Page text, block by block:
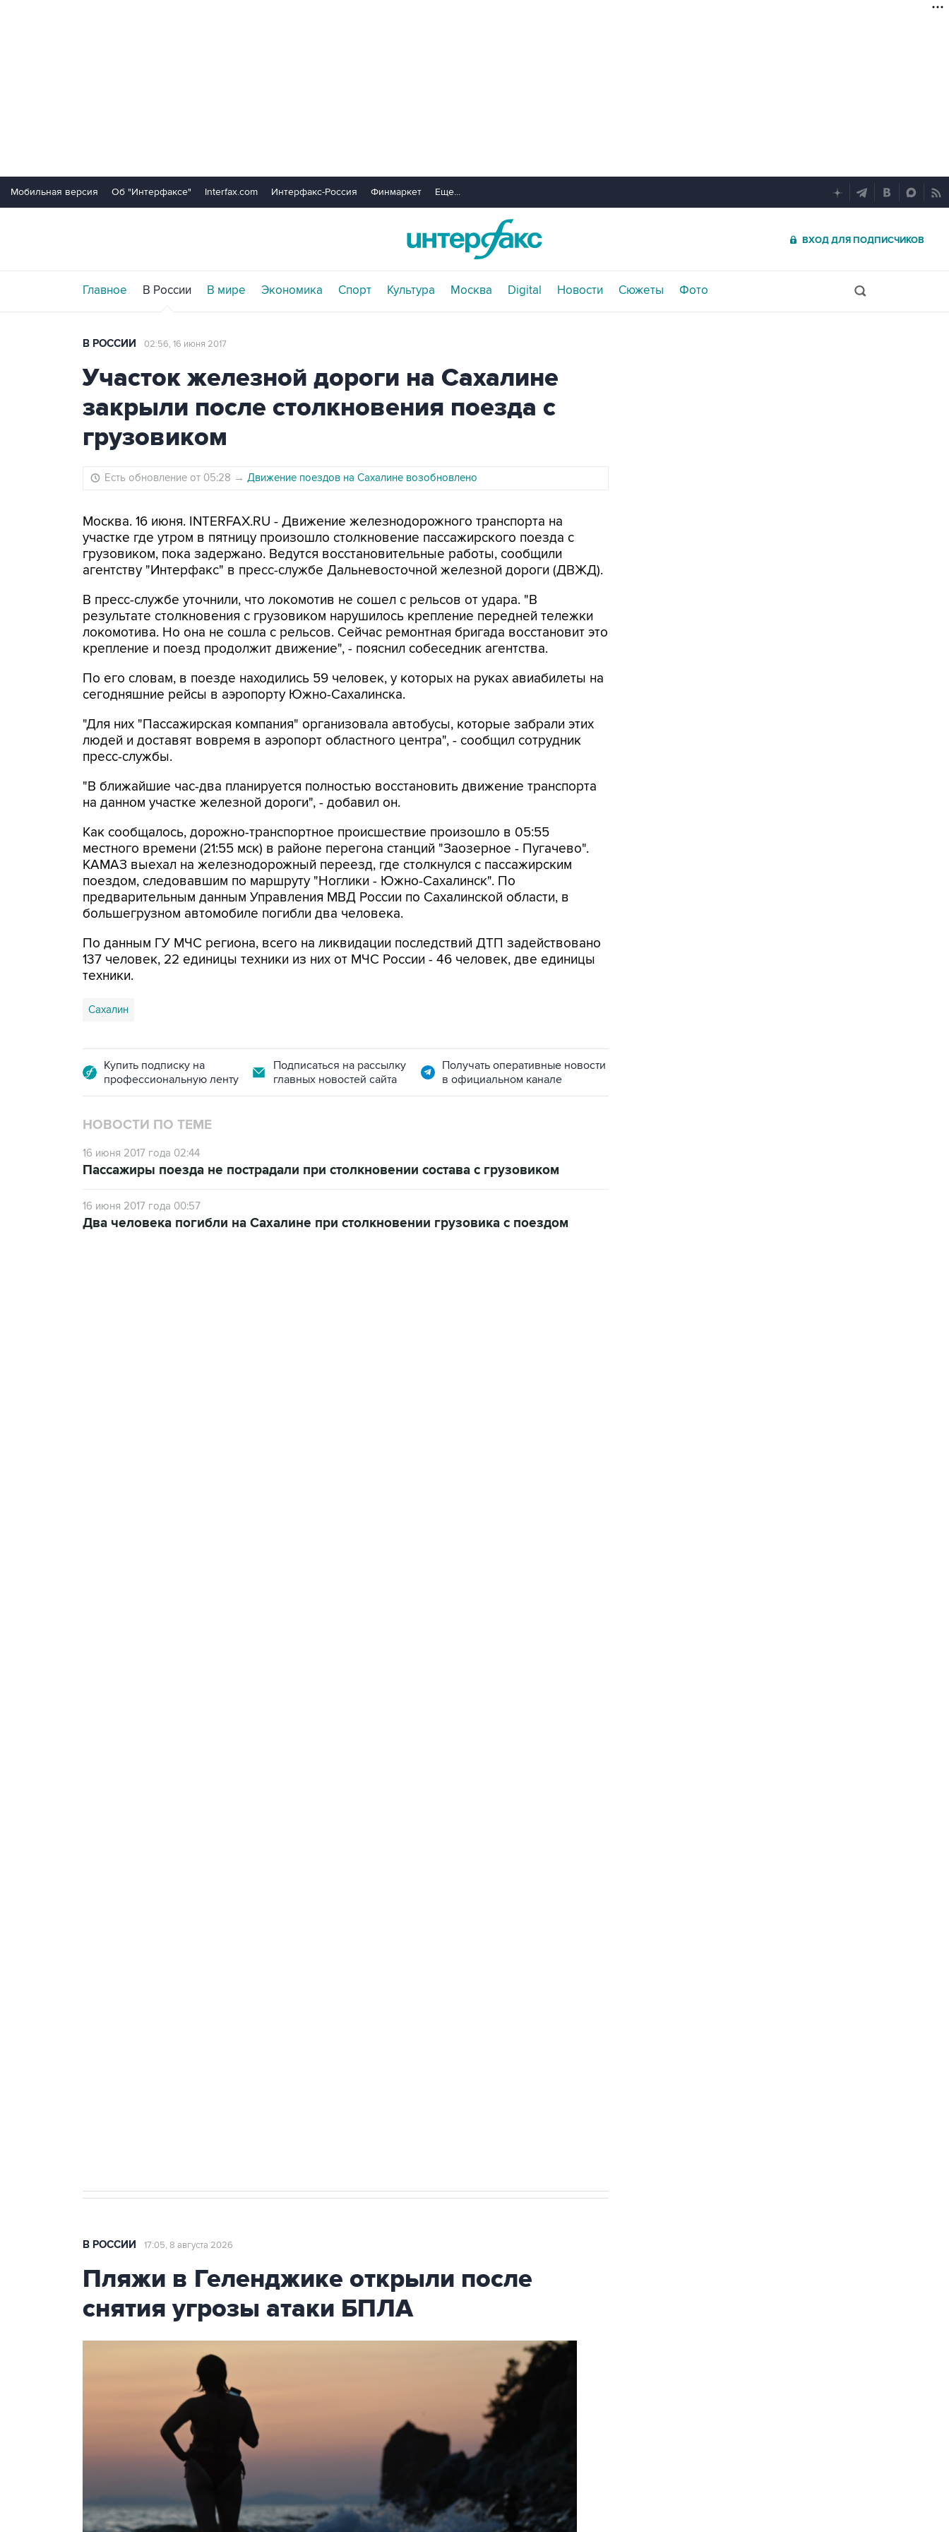
Мобильная версия Об "Интерфаксе" Interfax.com Интерфакс-Россия Финмаркет Еще...
ВХОД ДЛЯ ПОДПИСЧИКОВ
Главное В России В мире Экономика Спорт Культура Москва Digital Новости Сюжеты Фото
В РОССИИ 02:56, 16 июня 2017
Участок железной дороги на Сахалине
закрыли после столкновения поезда с
грузовиком
Есть обновление от 05:28 → Движение поездов на Сахалине возобновлено
Москва. 16 июня. INTERFAX.RU - Движение железнодорожного транспорта на
участке где утром в пятницу произошло столкновение пассажирского поезда с
грузовиком, пока задержано. Ведутся восстановительные работы, сообщили
агентству "Интерфакс" в пресс-службе Дальневосточной железной дороги (ДВЖД).
В пресс-службе уточнили, что локомотив не сошел с рельсов от удара. "В
результате столкновения с грузовиком нарушилось крепление передней тележки
локомотива. Но она не сошла с рельсов. Сейчас ремонтная бригада восстановит это
крепление и поезд продолжит движение", - пояснил собеседник агентства.
По его словам, в поезде находились 59 человек, у которых на руках авиабилеты на
сегодняшние рейсы в аэропорту Южно-Сахалинска.
"Для них "Пассажирская компания" организовала автобусы, которые забрали этих
людей и доставят вовремя в аэропорт областного центра", - сообщил сотрудник
пресс-службы.
"В ближайшие час-два планируется полностью восстановить движение транспорта
на данном участке железной дороги", - добавил он.
Как сообщалось, дорожно-транспортное происшествие произошло в 05:55
местного времени (21:55 мск) в районе перегона станций "Заозерное - Пугачево".
КАМАЗ выехал на железнодорожный переезд, где столкнулся с пассажирским
поездом, следовавшим по маршруту "Ноглики - Южно-Сахалинск". По
предварительным данным Управления МВД России по Сахалинской области, в
большегрузном автомобиле погибли два человека.
По данным ГУ МЧС региона, всего на ликвидации последствий ДТП задействовано
137 человек, 22 единицы техники из них от МЧС России - 46 человек, две единицы
техники.
Сахалин
Купить подписку на
профессиональную ленту
Подписаться на рассылку
главных новостей сайта
Получать оперативные новости
в официальном канале
НОВОСТИ ПО ТЕМЕ
16 июня 2017 года 02:44
Пассажиры поезда не пострадали при столкновении состава с грузовиком
16 июня 2017 года 00:57
Два человека погибли на Сахалине при столкновении грузовика с поездом
В РОССИИ 17:05, 8 августа 2026
Пляжи в Геленджике открыли после
снятия угрозы атаки БПЛА